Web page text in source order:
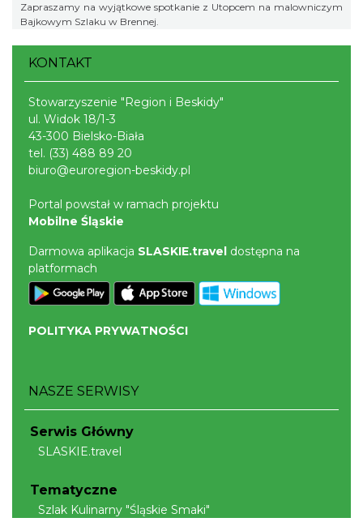
Zapraszamy na wyjątkowe spotkanie z Utopcem na malowniczym
Bajkowym Szlaku w Brennej.
KONTAKT
Stowarzyszenie "Region i Beskidy"
ul. Widok 18/1-3
43-300 Bielsko-Biała
tel. (33) 488 89 20
biuro@euroregion-beskidy.pl
Portal powstał w ramach projektu
Mobilne Śląskie
Darmowa aplikacja SLASKIE.travel dostępna na
platformach
POLITYKA PRYWATNOŚCI
NASZE SERWISY
Serwis Główny
SLASKIE.travel
Tematyczne
Szlak Kulinarny "Śląskie Smaki"